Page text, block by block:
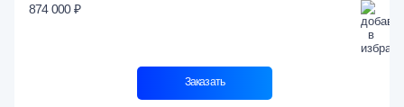
874 000 ₽
Заказать